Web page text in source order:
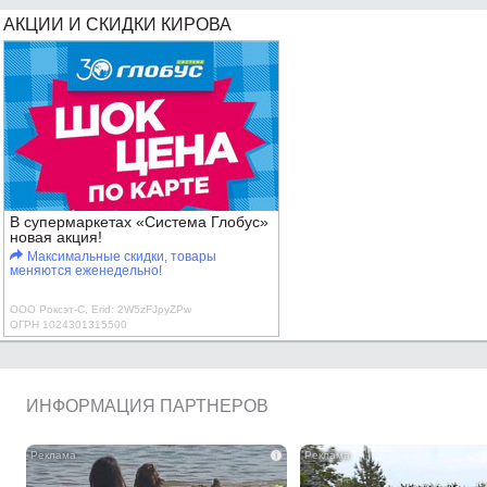
АКЦИИ И СКИДКИ КИРОВА
В супермаркетах «Система Глобус»
новая акция!
Максимальные скидки, товары
меняются еженедельно!
ООО Роксэт-С, Erid: 2W5zFJpyZPw
ОГРН 1024301315500
ИНФОРМАЦИЯ ПАРТНЕРОВ
i